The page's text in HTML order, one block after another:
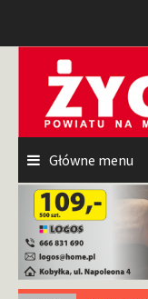
Główne menu